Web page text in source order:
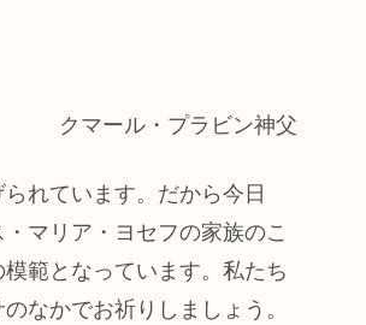
クマール・プラビン神父
れています。だから今日
マリア・ヨセフの家族のこ
範となっています。私たち
なかでお祈りしましょう。